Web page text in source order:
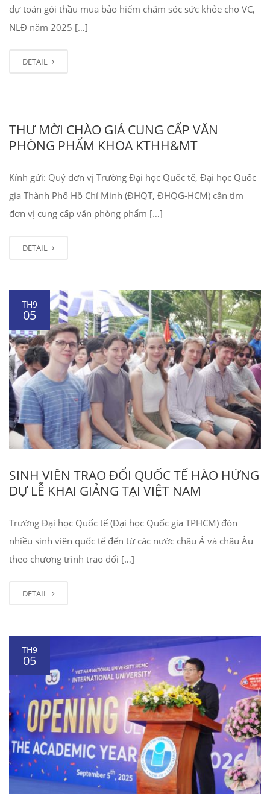
dự toán gói thầu mua bảo hiểm chăm sóc sức khỏe cho VC,
NLĐ năm 2025 […]
DETAIL
THƯ MỜI CHÀO GIÁ CUNG CẤP VĂN
PHÒNG PHẨM KHOA KTHH&MT
Kính gửi: Quý đơn vị Trường Đại học Quốc tế, Đại học Quốc
gia Thành Phố Hồ Chí Minh (ĐHQT, ĐHQG-HCM) cần tìm
đơn vị cung cấp văn phòng phẩm […]
DETAIL
TH9
05
SINH VIÊN TRAO ĐỔI QUỐC TẾ HÀO HỨNG
DỰ LỄ KHAI GIẢNG TẠI VIỆT NAM
Trường Đại học Quốc tế (Đại học Quốc gia TPHCM) đón
nhiều sinh viên quốc tế đến từ các nước châu Á và châu Âu
theo chương trình trao đổi […]
DETAIL
TH9
05